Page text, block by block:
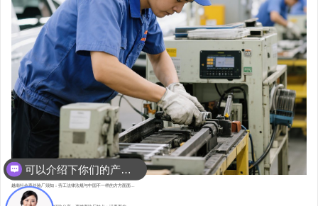
越南社会责任验厂须知：劳工法律法规与中国不一样的方方面面...
你们是怎么收费的呢？